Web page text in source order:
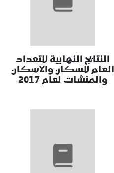
النتايج النهايية للتعداد
العام للسكان والاسكان
والمنشات لعام 2017